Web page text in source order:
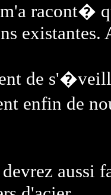
racont�
de
enfin de
devrez